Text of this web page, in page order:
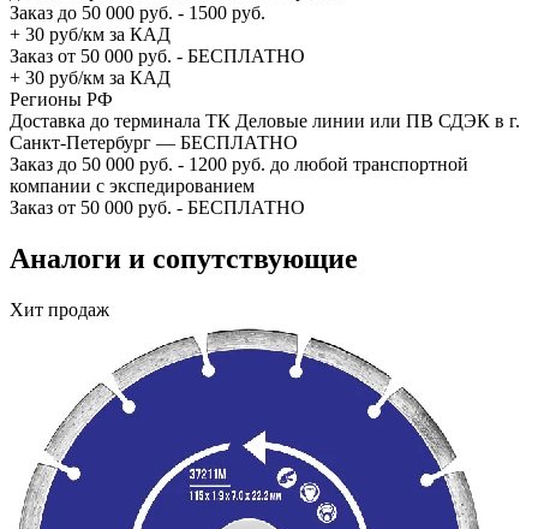
Заказ до 50 000 руб. - 1500 руб.
+ 30 руб/км за КАД
Заказ от 50 000 руб. - БЕСПЛАТНО
+ 30 руб/км за КАД
Регионы РФ
Доставка до терминала ТК Деловые линии или ПВ СДЭК в г.
Санкт-Петербург — БЕСПЛАТНО
Заказ до 50 000 руб. - 1200 руб. до любой транспортной
компании с экспедированием
Заказ от 50 000 руб. - БЕСПЛАТНО
Аналоги и сопутствующие
Хит продаж